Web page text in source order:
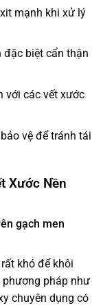
mạnh khi xử lý
đặc biệt cẩn thận
với các vết xước
vệ để tránh tái
Xước Nền
gạch men
khó để khôi
phương pháp như
chuyên dụng có